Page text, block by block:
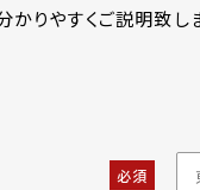
りやすくご説明致し
必須